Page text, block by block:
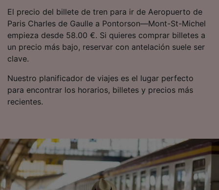
El precio del billete de tren para ir de Aeropuerto de
Paris Charles de Gaulle a Pontorson—Mont-St-Michel
empieza desde 58.00 €. Si quieres comprar billetes a
un precio más bajo, reservar con antelación suele ser
clave.
Nuestro planificador de viajes es el lugar perfecto
para encontrar los horarios, billetes y precios más
recientes.